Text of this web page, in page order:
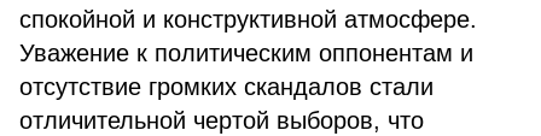
спокойной и конструктивной атмосфере.
Уважение к политическим оппонентам и
отсутствие громких скандалов стали
отличительной чертой выборов, что